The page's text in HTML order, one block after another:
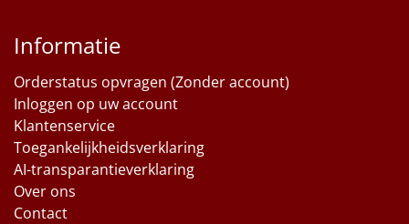
Informatie
Orderstatus opvragen (Zonder account)
Inloggen op uw account
Klantenservice
Toegankelijkheidsverklaring
AI-transparantieverklaring
Over ons
Contact